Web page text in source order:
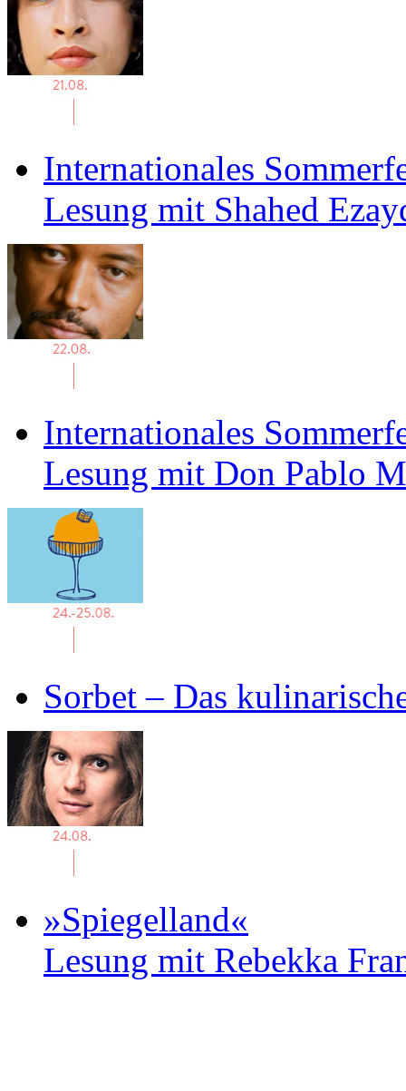
Internationales
Lesung mit Shahed
Internationales
Lesung mit Don Pablo
Sorbet – Das
»Spiegelland«
Lesung mit Rebekka